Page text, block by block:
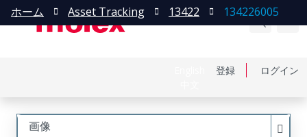
登録 ログイン
ホーム Asset Tracking 13422 134226005
画像